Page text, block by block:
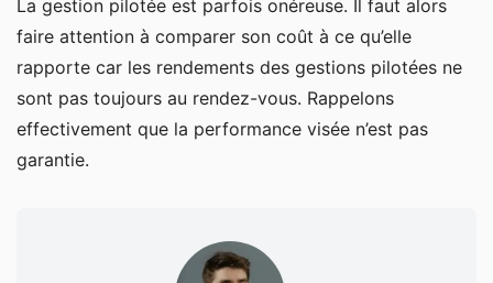
La gestion pilotée est parfois onéreuse. Il faut alors
faire attention à comparer son coût à ce qu’elle
rapporte car les rendements des gestions pilotées ne
sont pas toujours au rendez-vous. Rappelons
effectivement que la performance visée n’est pas
garantie.